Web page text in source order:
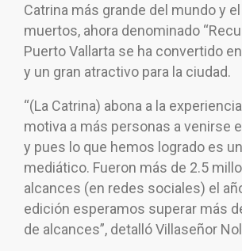
Catrina más grande del mundo y
muertos, ahora denominado
Puerto Vallarta se ha convertido
y un gran atractivo para la ciudad.
“(La Catrina) abona a la
motiva a más personas a venirse
y pues lo que hemos logrado es
mediático. Fueron más de 2.5
alcances (en redes sociales) el
edición esperamos superar más
de alcances”, detalló Villaseñor